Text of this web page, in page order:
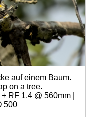
auf einem Baum.
on a tree.
RF 1.4 @ 560mm |
500